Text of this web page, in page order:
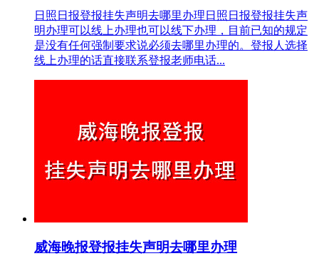
日照日报登报挂失声明去哪里办理日照日报登报挂失声
明办理可以线上办理也可以线下办理，目前已知的规定
是没有任何强制要求说必须去哪里办理的。登报人选择
线上办理的话直接联系登报老师电话...
威海晚报登报挂失声明去哪里办理